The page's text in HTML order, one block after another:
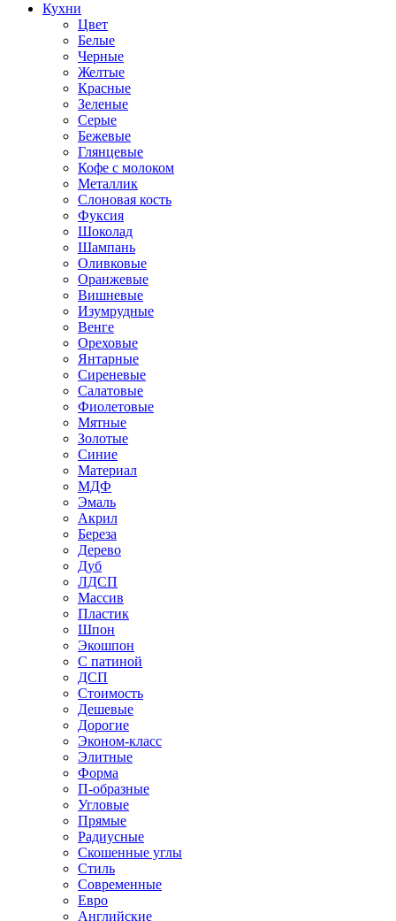
Кухни
Цвет
Белые
Черные
Желтые
Красные
Зеленые
Серые
Бежевые
Глянцевые
Кофе с молоком
Металлик
Слоновая кость
Фуксия
Шоколад
Шампань
Оливковые
Оранжевые
Вишневые
Изумрудные
Венге
Ореховые
Янтарные
Сиреневые
Салатовые
Фиолетовые
Мятные
Золотые
Синие
Материал
МДФ
Эмаль
Акрил
Береза
Дерево
Дуб
ЛДСП
Массив
Пластик
Шпон
Экошпон
С патиной
ДСП
Стоимость
Дешевые
Дорогие
Эконом-класс
Элитные
Форма
П-образные
Угловые
Прямые
Радиусные
Скошенные углы
Стиль
Современные
Евро
Английские